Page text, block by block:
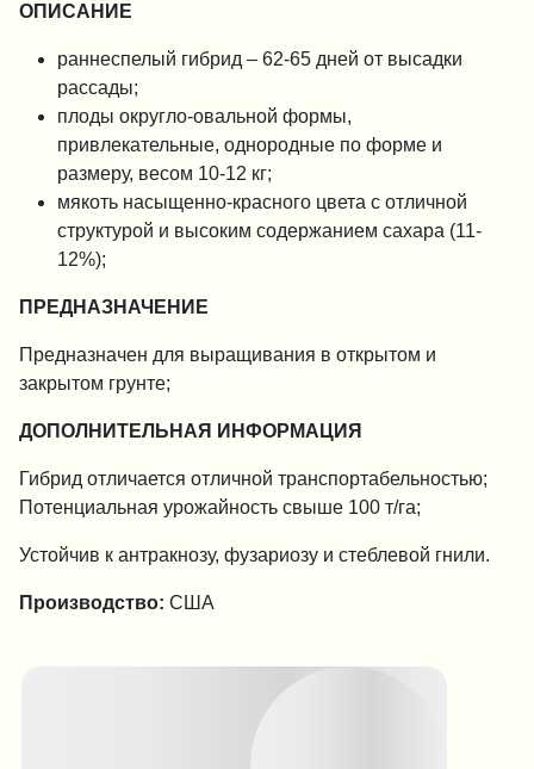
ОПИСАНИЕ
раннеспелый гибрид – 62-65 дней от высадки
рассады;
плоды округло-овальной формы,
привлекательные, однородные по форме и
размеру, весом 10-12 кг;
мякоть насыщенно-красного цвета с отличной
структурой и высоким содержанием сахара (11-
12%);
ПРЕДНАЗНАЧЕНИЕ
Предназначен для выращивания в открытом и
закрытом грунте;
ДОПОЛНИТЕЛЬНАЯ ИНФОРМАЦИЯ
Гибрид отличается отличной транспортабельностью;
Потенциальная урожайность свыше 100 т/га;
Устойчив к антракнозу, фузариозу и стеблевой гнили.
Производство: США